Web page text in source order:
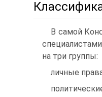
В самой
на три группы:
личные